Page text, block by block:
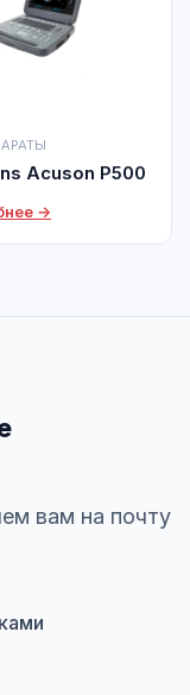
Acuson P500
→
вам на почту